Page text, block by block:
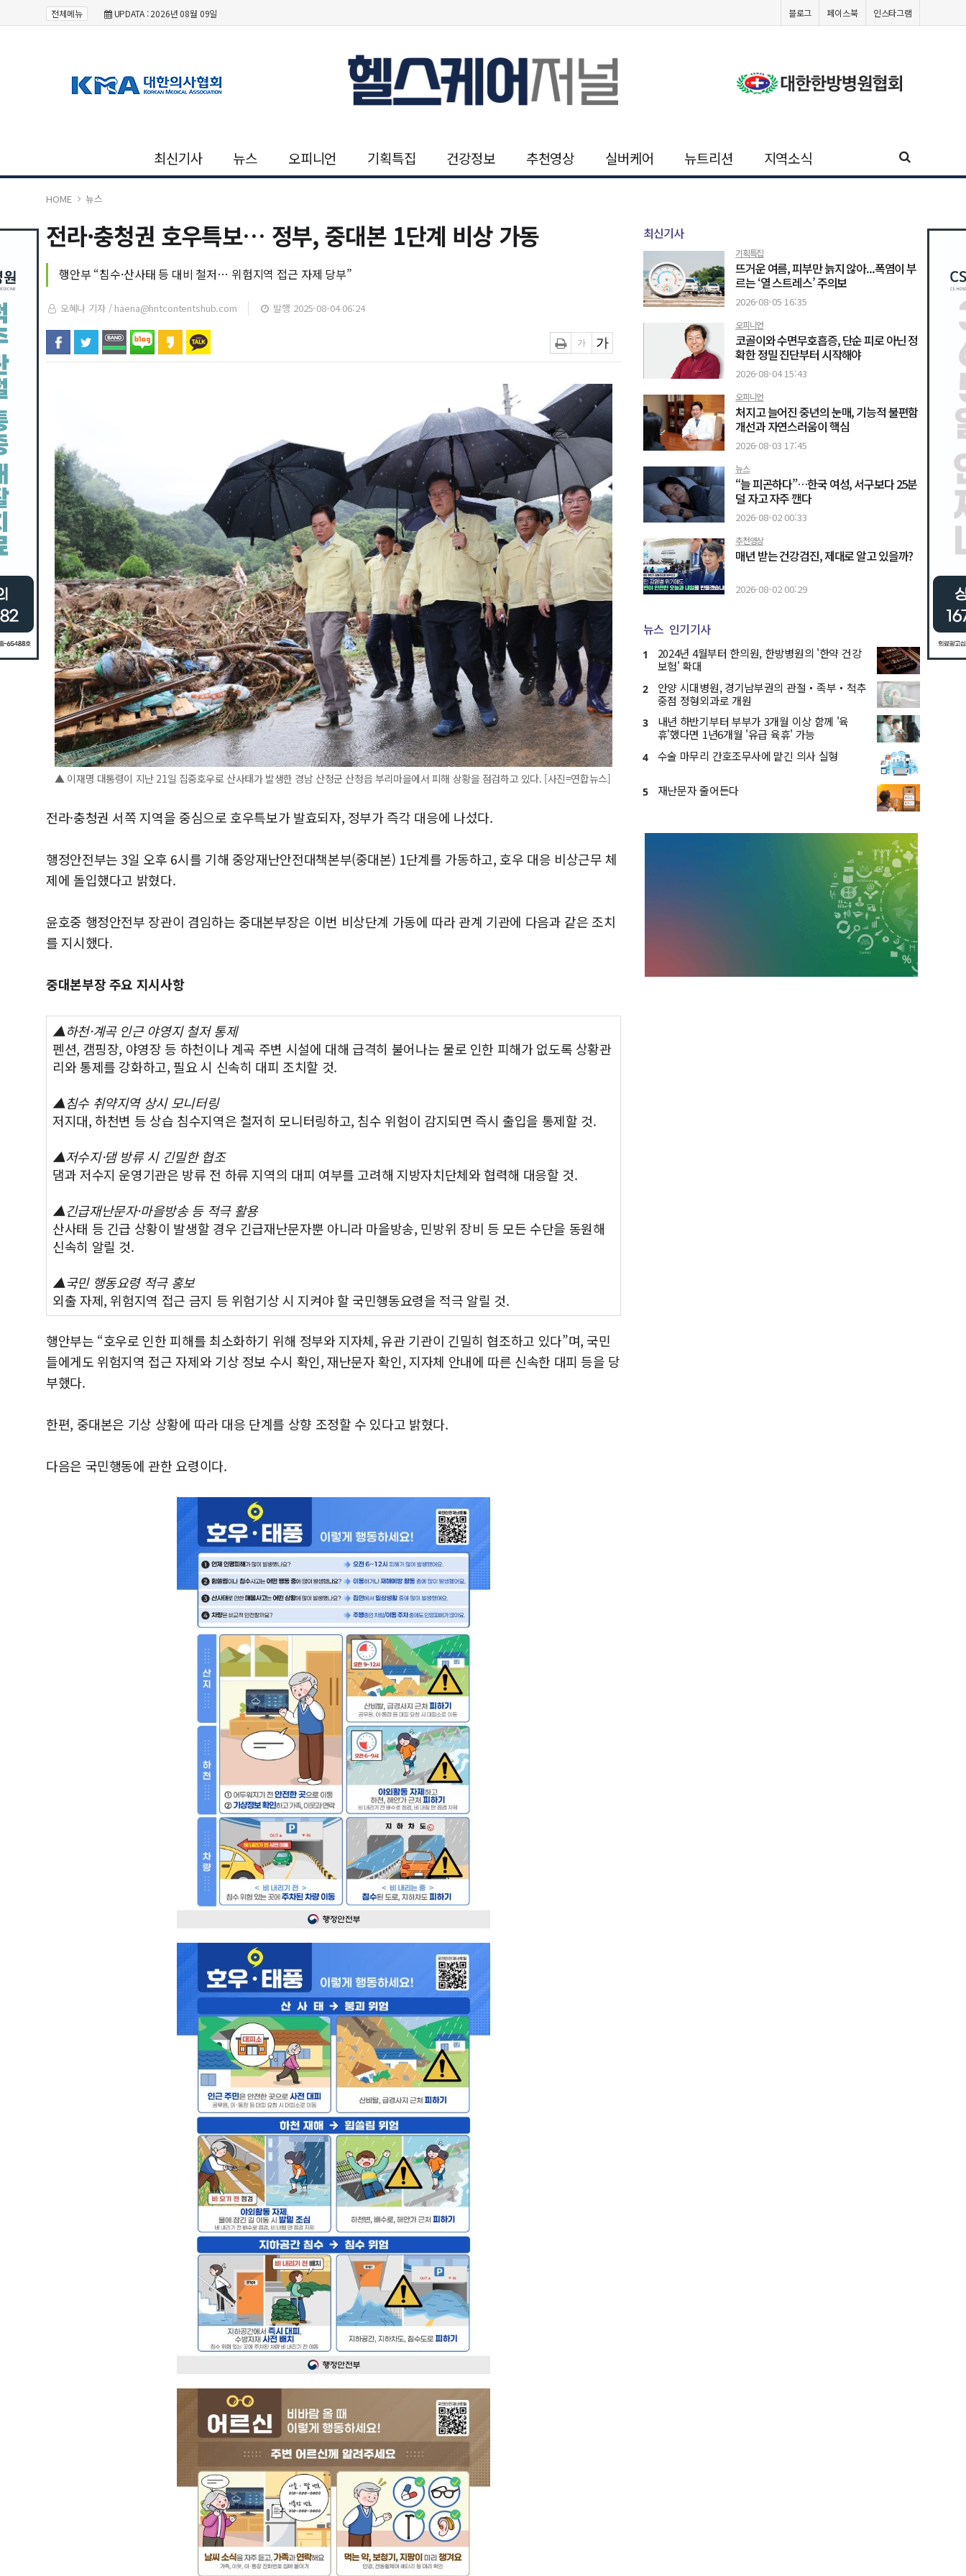
전체메뉴 UPDATA : 2026년 08월 09일 블로그 페이스북 인스타그램
최신기사 뉴스 오피니언 기획특집 건강정보 추천영상 실버케어 뉴트리션 지역소식
HOME 뉴스
전라·충청권 호우특보… 정부, 중대본 1단계 비상 가동
행안부 “침수·산사태 등 대비 철저… 위험지역 접근 자제 당부”
오혜나 기자 / haena@hntcontentshub.com 발행 2025-08-04 06:24
▲ 이재명 대통령이 지난 21일 집중호우로 산사태가 발생한 경남 산청군 산청읍 부리마을에서 피해 상황을 점검하고 있다. [사진=연합뉴스]
전라·충청권 서쪽 지역을 중심으로 호우특보가 발효되자, 정부가 즉각 대응에 나섰다.
행정안전부는 3일 오후 6시를 기해 중앙재난안전대책본부(중대본) 1단계를 가동하고, 호우 대응 비상근무 체
제에 돌입했다고 밝혔다.
윤호중 행정안전부 장관이 겸임하는 중대본부장은 이번 비상단계 가동에 따라 관계 기관에 다음과 같은 조치
를 지시했다.
중대본부장 주요 지시사항
▲하천·계곡 인근 야영지 철저 통제
펜션, 캠핑장, 야영장 등 하천이나 계곡 주변 시설에 대해 급격히 불어나는 물로 인한 피해가 없도록 상황관
리와 통제를 강화하고, 필요 시 신속히 대피 조치할 것.
▲침수 취약지역 상시 모니터링
저지대, 하천변 등 상습 침수지역은 철저히 모니터링하고, 침수 위험이 감지되면 즉시 출입을 통제할 것.
▲저수지·댐 방류 시 긴밀한 협조
댐과 저수지 운영기관은 방류 전 하류 지역의 대피 여부를 고려해 지방자치단체와 협력해 대응할 것.
▲긴급재난문자·마을방송 등 적극 활용
산사태 등 긴급 상황이 발생할 경우 긴급재난문자뿐 아니라 마을방송, 민방위 장비 등 모든 수단을 동원해
신속히 알릴 것.
▲국민 행동요령 적극 홍보
외출 자제, 위험지역 접근 금지 등 위험기상 시 지켜야 할 국민행동요령을 적극 알릴 것.
행안부는 “호우로 인한 피해를 최소화하기 위해 정부와 지자체, 유관 기관이 긴밀히 협조하고 있다”며, 국민
들에게도 위험지역 접근 자제와 기상 정보 수시 확인, 재난문자 확인, 지자체 안내에 따른 신속한 대피 등을 당
부했다.
한편, 중대본은 기상 상황에 따라 대응 단계를 상향 조정할 수 있다고 밝혔다.
다음은 국민행동에 관한 요령이다.
최신기사
기획특집
뜨거운 여름, 피부만 늙지 않아...폭염이 부
르는 ‘열 스트레스’ 주의보
2026-08-05 16:35
오피니언
코골이와 수면무호흡증, 단순 피로 아닌 정
확한 정밀 진단부터 시작해야
2026-08-04 15:43
오피니언
처지고 늘어진 중년의 눈매, 기능적 불편함
개선과 자연스러움이 핵심
2026-08-03 17:45
뉴스
“늘 피곤하다”…한국 여성, 서구보다 25분
덜 자고 자주 깬다
2026-08-02 00:33
추천영상
매년 받는 건강검진, 제대로 알고 있을까?
2026-08-02 00:29
뉴스 인기기사
1
2024년 4월부터 한의원, 한방병원의 '한약 건강
보험' 확대
2
안양 시대병원, 경기남부권의 관절・족부・척추
중점 정형외과로 개원
3
내년 하반기부터 부부가 3개월 이상 함께 '육
휴'했다면 1년6개월 '유급 육휴' 가능
4 수술 마무리 간호조무사에 맡긴 의사 실형
5 재난문자 줄어든다